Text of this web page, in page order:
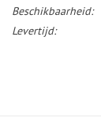
Beschikbaarheid:
Levertijd: